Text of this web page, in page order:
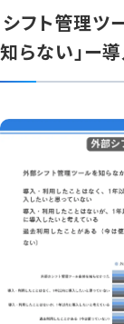
シフト管理ツ
知らない」ー